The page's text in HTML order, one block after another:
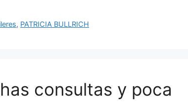
, PATRICIA BULLRICH
consultas y poca